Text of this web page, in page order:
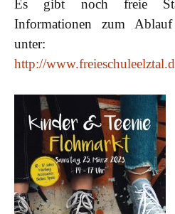
Es gibt noch freie
Informationen zum
unter:
http://